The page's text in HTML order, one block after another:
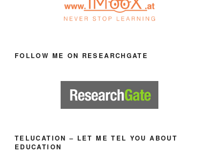
FOLLOW ME ON RESEARCHGATE
TELUCATION – LET ME TEL YOU ABOUT
EDUCATION